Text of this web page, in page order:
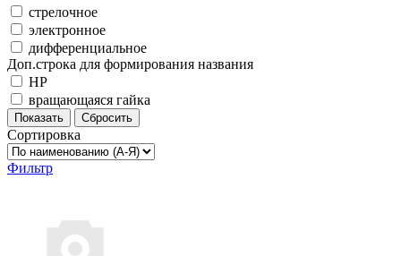
стрелочное
электронное
дифференциальное
Доп.строка для формирования названия
НР
вращающаяся гайка
Показать Сбросить
Сортировка
Фильтр